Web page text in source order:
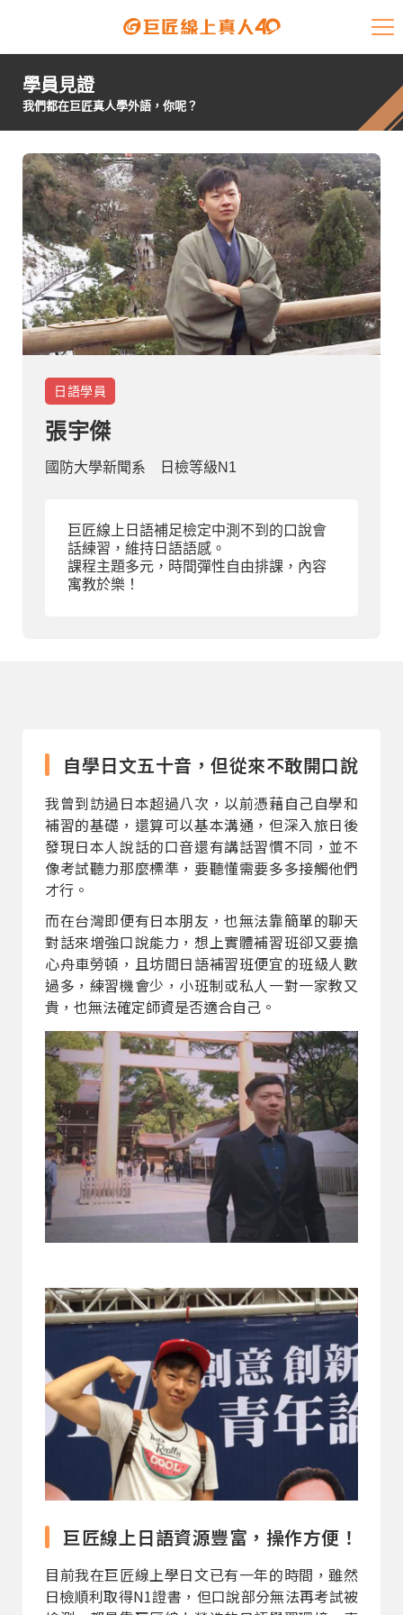
課程介紹
開課查詢
師資陣容
學員故事
免費資源
企業客戶
就業輔導
部落格
學員見證
我們都在巨匠真人學外語，你呢？
日語學員
張宇傑
國防大學新聞系 日檢等級N1
巨匠線上日語補足檢定中測不到的口說會
話練習，維持日語語感。
課程主題多元，時間彈性自由排課，內容
寓教於樂！
自學日文五十音，但從來不敢開口說
我曾到訪過日本超過八次，以前憑藉自己自學和
補習的基礎，還算可以基本溝通，但深入旅日後
發現日本人說話的口音還有講話習慣不同，並不
像考試聽力那麼標準，要聽懂需要多多接觸他們
才行。
而在台灣即便有日本朋友，也無法靠簡單的聊天
對話來增強口說能力，想上實體補習班卻又要擔
心舟車勞頓，且坊間日語補習班便宜的班級人數
過多，練習機會少，小班制或私人一對一家教又
貴，也無法確定師資是否適合自己。
巨匠線上日語資源豐富，操作方便！
目前我在巨匠線上學日文已有一年的時間，雖然
日檢順利取得N1證書，但口說部分無法再考試被